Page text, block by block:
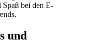
bei den E-
und